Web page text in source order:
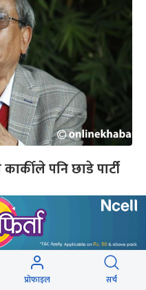
पनि छाडे पार्टी
प्रोफाइल सर्च